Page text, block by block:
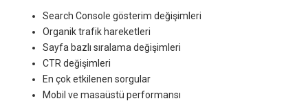
Search Console gösterim değişimleri
Organik trafik hareketleri
Sayfa bazlı sıralama değişimleri
CTR değişimleri
En çok etkilenen sorgular
Mobil ve masaüstü performansı